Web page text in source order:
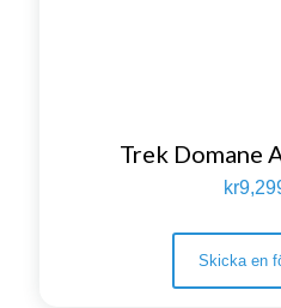
Trek Domane
kr
Skicka en